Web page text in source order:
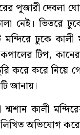
পূজারী দেবলা
নেই। ভিতরে
মন্দিরে ঢুকে
টিপ,
করে করে নিয়ে
জানায়।
শ্মশান কালী
লিখিত অভিযোগ